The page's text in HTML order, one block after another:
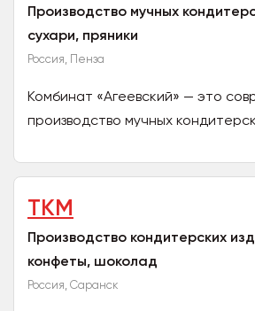
Производство мучных
сухари, пряники
Россия, Пенза
Комбинат «Агеевский» — это
производство мучных
продукции более 160...
ТКМ
Производство кондитерских
конфеты, шоколад
Россия, Саранск